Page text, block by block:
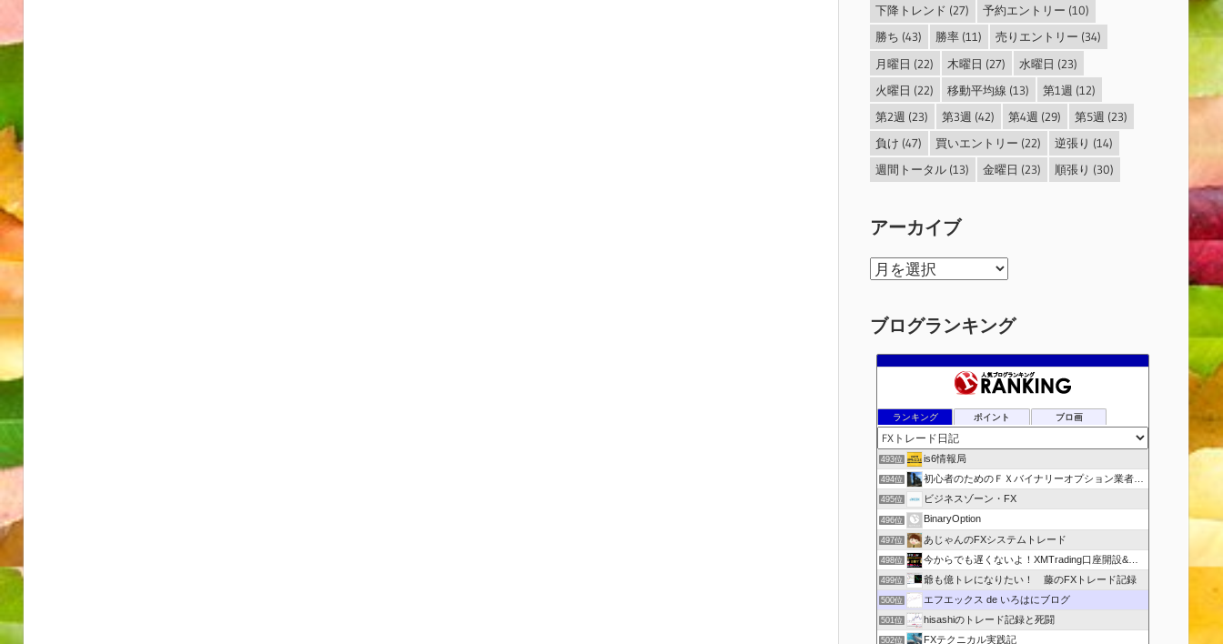
下降トレンド (27) 予約エントリー (10)
勝ち (43) 勝率 (11) 売りエントリー (34)
月曜日 (22) 木曜日 (27) 水曜日 (23)
火曜日 (22) 移動平均線 (13) 第1週 (12)
第2週 (23) 第3週 (42) 第4週 (29) 第5週 (23)
負け (47) 買いエントリー (22) 逆張り (14)
週間トータル (13) 金曜日 (23) 順張り (30)
アーカイブ
ア
カ
ブ
ブログランキング
ランキング ポイント ブロ画
493位 is6情報局
494位 初心者のためのＦＸバイナリーオプション業者比較.com
495位 ビジネスゾーン・FX
496位 BinaryOption
497位 あじゃんのFXシステムトレード
498位 今からでも遅くないよ！XMTrading口座開設&攻略ブログ
499位 爺も億トレになりたい！ 藤のFXトレード記録
500位 エフエックス de いろはにブログ
501位 hisashiのトレード記録と死闘
502位 FXテクニカル実践記